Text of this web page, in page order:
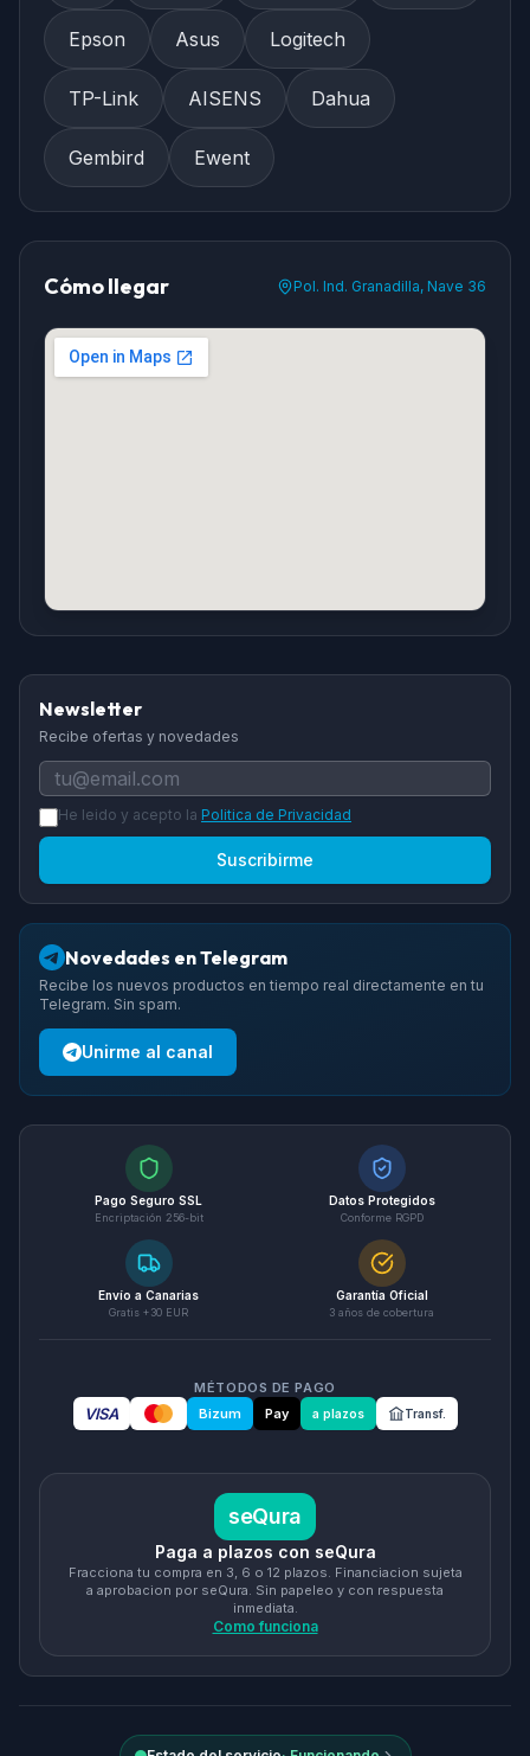
Epson Asus Logitech
TP-Link AISENS Dahua
Gembird Ewent
Cómo llegar Pol. Ind. Granadilla, Nave 36
Newsletter
Recibe ofertas y novedades
He leido y acepto la Politica de Privacidad
Suscribirme
Novedades en Telegram
Recibe los nuevos productos en tiempo real directamente en tu
Telegram. Sin spam.
Unirme al canal
Pago Seguro SSL
Encriptación 256-bit
Datos Protegidos
Conforme RGPD
Envío a Canarias
Gratis +30 EUR
Garantía Oficial
3 años de cobertura
MÉTODOS DE PAGO
VISA Bizum Pay a plazos Transf.
seQura
Paga a plazos con seQura
Fracciona tu compra en 3, 6 o 12 plazos. Financiacion sujeta
a aprobacion por seQura. Sin papeleo y con respuesta
inmediata.
Como funciona